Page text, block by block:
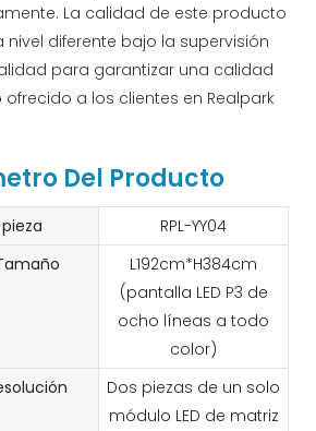
La calidad de este producto
nivel diferente bajo la supervisión
para garantizar una calidad
ofrecido a los clientes en Realpark
Del Producto
RPL-YY04
L192cm*H384cm
(pantalla LED P3 de
ocho líneas a todo
color)
Dos piezas de un solo
módulo LED de matriz